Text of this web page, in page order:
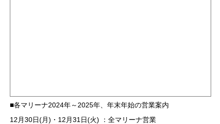
■各マリーナ2024年～2025年、年末年始の営業案内
12月30日(月)・12月31日(火) ：全マリーナ営業